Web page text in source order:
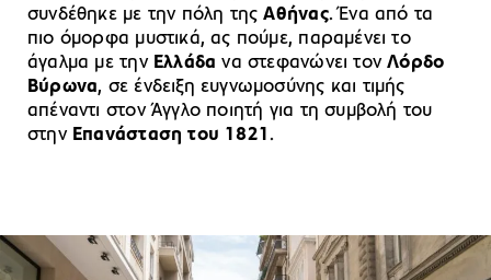
συνδέθηκε με την πόλη τηςΑθήνας. Ένα από τα
πιο όμορφα μυστικά, ας πούμε, παραμένει το
άγαλμα με την Ελλάδα να στεφανώνει τονΛόρδο
Βύρωνα, σε ένδειξη ευγνωμοσύνης και τιμής
απέναντι στον Άγγλο ποιητή για τη συμβολή του
στην Επανάσταση του 1821.